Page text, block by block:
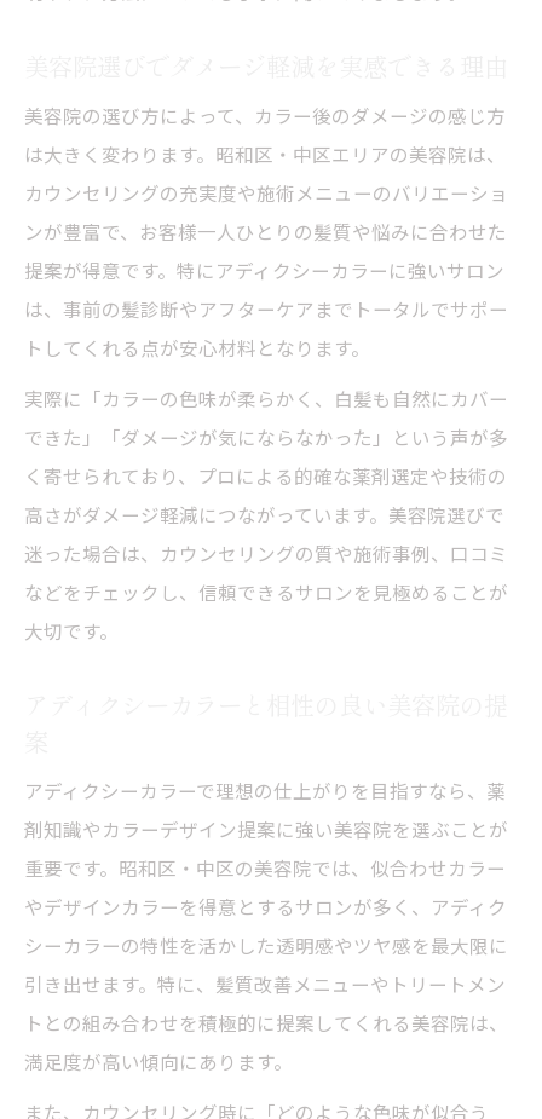
美容院の選び方によって、カラー後のダメージの感じ方
は大きく変わります。昭和区・中区エリアの美容院は、
カウンセリングの充実度や施術メニューのバリエーショ
ンが豊富で、お客様一人ひとりの髪質や悩みに合わせた
提案が得意です。特にアディクシーカラーに強いサロン
は、事前の髪診断やアフターケアまでトータルでサポー
トしてくれる点が安心材料となります。
実際に「カラーの色味が柔らかく、白髪も自然にカバー
できた」「ダメージが気にならなかった」という声が多
く寄せられており、プロによる的確な薬剤選定や技術の
高さがダメージ軽減につながっています。美容院選びで
迷った場合は、カウンセリングの質や施術事例、口コミ
などをチェックし、信頼できるサロンを見極めることが
大切です。
アディクシーカラーで理想の仕上がりを目指すなら、薬
剤知識やカラーデザイン提案に強い美容院を選ぶことが
重要です。昭和区・中区の美容院では、似合わせカラー
やデザインカラーを得意とするサロンが多く、アディク
シーカラーの特性を活かした透明感やツヤ感を最大限に
引き出せます。特に、髪質改善メニューやトリートメン
トとの組み合わせを積極的に提案してくれる美容院は、
満足度が高い傾向にあります。
また、カウンセリング時に「どのような色味が似合う